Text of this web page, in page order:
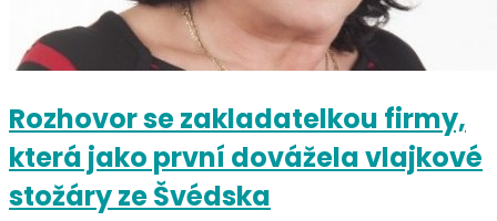
Rozhovor se zakladatelkou firmy,
která jako první dovážela vlajkové
stožáry ze Švédska